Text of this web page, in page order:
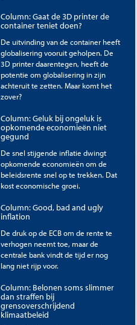
Column: Gaat de 3D printer de
container teniet doen?
De uitvinding van de container heeft
globalisering vooruit geholpen. De
3D printer daarentegen, heeft de
potentie om globalisering in zijn
achteruit te zetten. Maar komt het
zover?
Column: Geluk bij ongeluk is
opkomende economieën niet
gegund
De snel stijgende inflatie dwingt
opkomende economieën om de
beleidsrente snel op te trekken. Dat
kost economische groei.
Column: Good, bad and ugly
inflation
De druk op de ECB om de rente te
verhogen neemt toe, maar de
centrale bank vindt de tijd er nog
lang niet rijp voor.
Column: Belonen soms slimmer
dan straffen bij
grensoverschrijdend
klimaatbeleid